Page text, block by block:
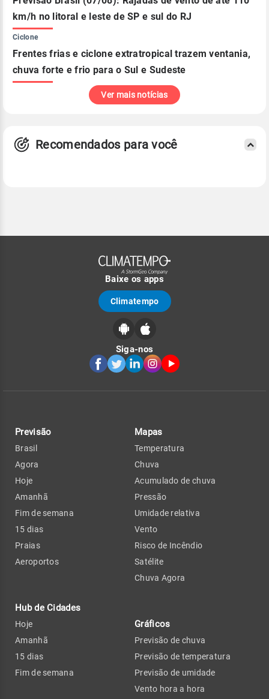
km/h no litoral e leste de SP e sul do RJ
Ciclone
Frentes frias e ciclone extratropical trazem ventania,
chuva forte e frio para o Sul e Sudeste
Ver mais notícias
Recomendados para você
Baixe os apps
Climatempo
Siga-nos
Previsão
Brasil
Agora
Hoje
Amanhã
Fim de semana
15 dias
Praias
Aeroportos
Hub de Cidades
Hoje
Amanhã
15 dias
Fim de semana
Mapas
Temperatura
Chuva
Acumulado de chuva
Pressão
Umidade relativa
Vento
Risco de Incêndio
Satélite
Chuva Agora
Gráficos
Previsão de chuva
Previsão de temperatura
Previsão de umidade
Vento hora a hora